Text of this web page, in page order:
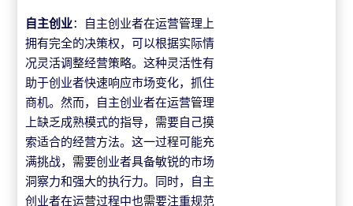
自主创业：自主创业者在运营管理上
拥有完全的决策权，可以根据实际情
况灵活调整经营策略。这种灵活性有
助于创业者快速响应市场变化，抓住
商机。然而，自主创业者在运营管理
上缺乏成熟模式的指导，需要自己摸
索适合的经营方法。这一过程可能充
满挑战，需要创业者具备敏锐的市场
洞察力和强大的执行力。同时，自主
创业者在运营过程中也需要注重规范